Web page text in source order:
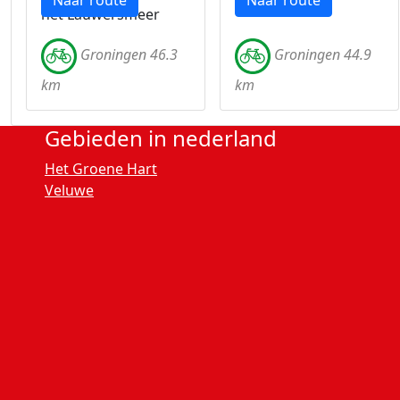
het Lauwersmeer
Groningen 46.3
km
Groningen 44.9
km
Gebieden in nederland
Het Groene Hart
Veluwe